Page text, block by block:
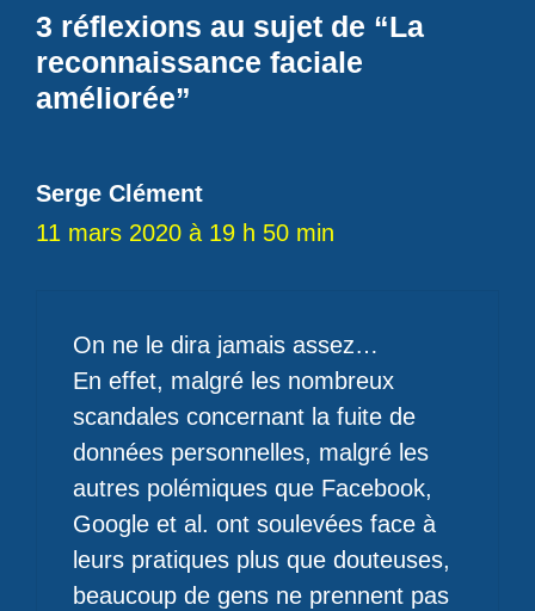
3 réflexions au sujet de “La
reconnaissance faciale
améliorée”
Serge Clément
11 mars 2020 à 19 h 50 min
On ne le dira jamais assez…
En effet, malgré les nombreux
scandales concernant la fuite de
données personnelles, malgré les
autres polémiques que Facebook,
Google et al. ont soulevées face à
leurs pratiques plus que douteuses,
beaucoup de gens ne prennent pas